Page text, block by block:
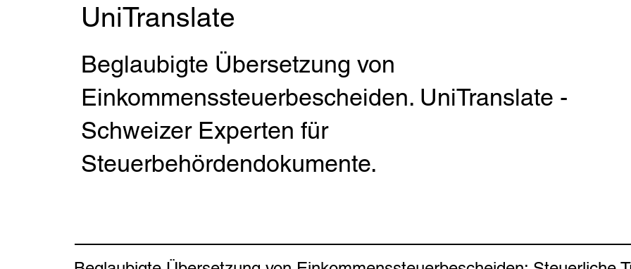
UniTranslate
Beglaubigte Übersetzung von
Einkommenssteuerbescheiden. UniTranslate -
Schweizer Experten für
Steuerbehördendokumente.